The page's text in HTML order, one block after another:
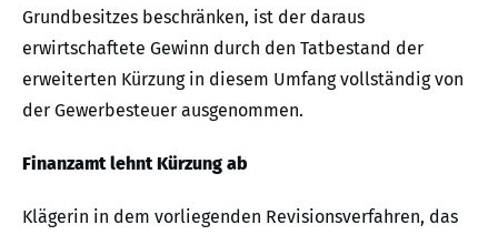
Grundbesitzes beschränken, ist der daraus
erwirtschaftete Gewinn durch den Tatbestand der
erweiterten Kürzung in diesem Umfang vollständig von
der Gewerbesteuer ausgenommen.
Finanzamt lehnt Kürzung ab
Klägerin in dem vorliegenden Revisionsverfahren, das